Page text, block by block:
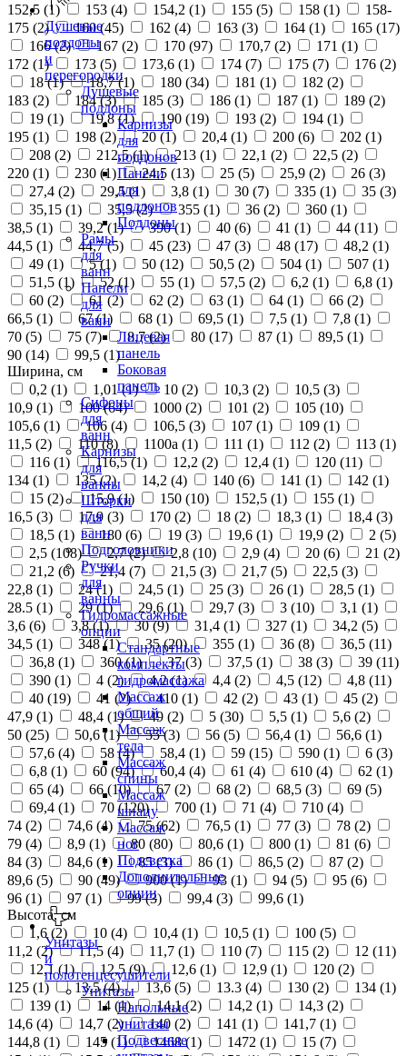
Душевые
поддоны
и
перегородки
Душевые
поддоны
Карнизы
для
поддонов
Панели
для
поддонов
Поддоны
Рамы
для
ванн
Панели
для
ванн
Лицевая
панель
Боковая
панель
Сифоны
для
ванн
Карнизы
для
ванны
Шторки
для
ванн
Подголовники
Ручки
для
ванны
Гидромассажные
опции
Стандартные
комплекты
гидромассажа
Массаж
общий
Массаж
тела
Массаж
спины
Массаж
шиацу
Массаж
ног
Подсветка
Дополнительные
опции
Унитазы
и
полотенцесушители
Унитазы
Напольные
унитазы
Подвесные
152,5 (1) 153 (4) 154,2 (1) 155 (5) 158 (1)
158-
175 (2) 160 (45) 162 (4) 163 (3) 164 (1) 165 (17)
166 (2) 167 (2) 170 (97) 170,7 (2) 171 (1)
172 (1) 173 (5) 173,6 (1) 174 (7) 175 (7) 176 (2)
18 (1) 18,7 (1) 180 (34) 181 (1) 182 (2)
183 (2) 184 (3) 185 (3) 186 (1) 187 (1) 189 (2)
19 (1) 19,8 (1) 190 (19) 193 (2) 194 (1)
195 (1) 198 (2) 20 (1) 20,4 (1) 200 (6) 202 (1)
208 (2) 212,5 (1) 213 (1) 22,1 (2) 22,5 (2)
220 (1) 230 (1) 24,5 (13) 25 (5) 25,9 (2) 26 (3)
27,4 (2) 29,5 (1) 3,8 (1) 30 (7) 335 (1) 35 (3)
35,15 (1) 35,5 (2) 355 (1) 36 (2) 360 (1)
38,5 (1) 39,2 (1) 390 (1) 40 (6) 41 (1) 44 (11)
44,5 (1) 44,7 (5) 45 (23) 47 (3) 48 (17) 48,2 (1)
49 (1) 5 (1) 50 (12) 50,5 (2) 504 (1) 507 (1)
51,5 (1) 52 (1) 55 (1) 57,5 (2) 6,2 (1) 6,8 (1)
60 (2) 61 (2) 62 (2) 63 (1) 64 (1) 66 (2)
66,5 (1) 67 (1) 68 (1) 69,5 (1) 7,5 (1) 7,8 (1)
70 (5) 75 (7) 8,7 (2) 80 (17) 87 (1) 89,5 (1)
90 (14) 99,5 (1)
Ширина, см
0,2 (1) 1,01 (1) 10 (2) 10,3 (2) 10,5 (3)
10,9 (1) 100 (64) 1000 (2) 101 (2) 105 (10)
105,6 (1) 106 (4) 106,5 (3) 107 (1) 109 (1)
11,5 (2) 110 (8) 1100а (1) 111 (1) 112 (2) 113 (1)
116 (1) 116,5 (1) 12,2 (2) 12,4 (1) 120 (11)
134 (1) 135 (2) 14,2 (4) 140 (6) 141 (1) 142 (1)
15 (2) 15,9 (1) 150 (10) 152,5 (1) 155 (1)
16,5 (3) 17,9 (3) 170 (2) 18 (2) 18,3 (1) 18,4 (3)
18,5 (1) 180 (6) 19 (3) 19,6 (1) 19,9 (2) 2 (5)
2,5 (108) 2,7 (2) 2,8 (10) 2,9 (4) 20 (6) 21 (2)
21,2 (6) 21,4 (7) 21,5 (3) 21,7 (5) 22,5 (3)
22,8 (1) 24 (1) 24,5 (1) 25 (3) 26 (1) 28,5 (1)
28.5 (1) 29 (1) 29,6 (1) 29,7 (3) 3 (10) 3,1 (1)
3,6 (6) 3,8 (1) 30 (9) 31,4 (1) 327 (1) 34,2 (5)
34,5 (1) 348 (1) 35 (20) 355 (1) 36 (8) 36,5 (11)
36,8 (1) 360 (1) 37 (3) 37,5 (1) 38 (3) 39 (11)
390 (1) 4 (2) 4,2 (1) 4,4 (2) 4,5 (12) 4,8 (11)
40 (19) 41 (2) 410 (1) 42 (2) 43 (1) 45 (2)
47,9 (1) 48,4 (1) 49 (2) 5 (30) 5,5 (1) 5,6 (2)
50 (25) 50,6 (1) 55 (3) 56 (5) 56,4 (1) 56,6 (1)
57,6 (4) 58 (4) 58,4 (1) 59 (15) 590 (1) 6 (3)
6,8 (1) 60 (94) 60,4 (4) 61 (4) 610 (4) 62 (1)
65 (4) 66 (10) 67 (2) 68 (2) 68,5 (3) 69 (5)
69,4 (1) 70 (120) 700 (1) 71 (4) 710 (4)
74 (2) 74,6 (4) 75 (62) 76,5 (1) 77 (3) 78 (2)
79 (4) 8,9 (1) 80 (80) 80,6 (1) 800 (1) 81 (6)
84 (3) 84,6 (1) 85 (3) 86 (1) 86,5 (2) 87 (2)
89,6 (5) 90 (49) 900 (1) 93 (1) 94 (5) 95 (6)
96 (1) 97 (1) 99 (3) 99,4 (3) 99,6 (1)
Высота, см
1,6 (2) 10 (4) 10,4 (1) 10,5 (1) 100 (5)
11,2 (2) 11,5 (4) 11,7 (1) 110 (7) 115 (2) 12 (11)
12,1 (1) 12,5 (9) 12,6 (1) 12,9 (1) 120 (2)
125 (1) 13,5 (4) 13,6 (5) 13.3 (4) 130 (2) 134 (1)
139 (1) 14 (1) 14,1 (2) 14,2 (1) 14,3 (2)
14,6 (4) 14,7 (2) 140 (2) 141 (1) 141,7 (1)
144,8 (1) 145 (1) 1468 (1) 1472 (1) 15 (7)